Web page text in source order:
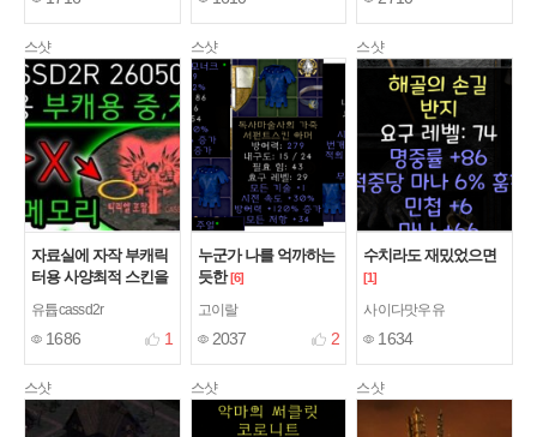
스샷
자료실에 자작 부캐릭
터용 사양최적 스킨을
다.2026년 5월 날짜에
요. [2]
유튭cassd2r
1686 1
스샷
누군가 나를 억까하는
듯한 [6]
고이랄
2037 2
스샷
수치라도 재밌었으면
[1]
사이다맛우유
1634
스샷 스샷 스샷